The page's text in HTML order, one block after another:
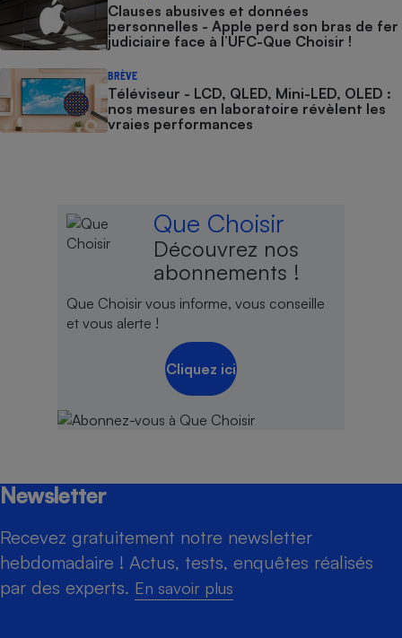
Clauses abusives et données
personnelles - Apple perd son bras de fer
judiciaire face à l’UFC-Que Choisir !
BRÈVE
Téléviseur - LCD, QLED, Mini-LED, OLED :
nos mesures en laboratoire révèlent les
vraies performances
Que Choisir
Découvrez nos
abonnements !
Que Choisir vous informe, vous conseille
et vous alerte !
Cliquez ici
Newsletter
Recevez gratuitement notre newsletter
hebdomadaire ! Actus, tests, enquêtes réalisés
par des experts. En savoir plus